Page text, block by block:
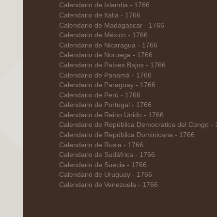
Calendario de Islandia - 1766
Calendario de Italia - 1766
Calendario de Madagascar - 1766
Calendario de México - 1766
Calendario de Nicaragua - 1766
Calendario de Noruega - 1766
Calendario de Países Bajos - 1766
Calendario de Panamá - 1766
Calendario de Paraguay - 1766
Calendario de Perú - 1766
Calendario de Portugal - 1766
Calendario de Reino Unido - 1766
Calendario de República Democratica del Congo -
Calendario de República Dominicana - 1766
Calendario de Rusia - 1766
Calendario de Sudáfrica - 1766
Calendario de Suecia - 1766
Calendario de Uruguay - 1766
Calendario de Venezuela - 1766